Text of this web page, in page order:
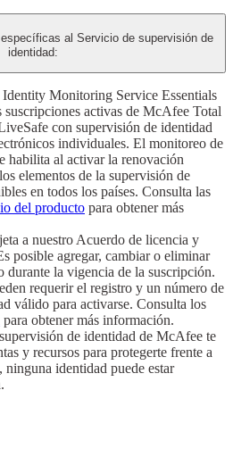
al Servicio de supervisión de
identidad:
Monitoring Service Essentials
suscripciones activas de McAfee Total
con supervisión de identidad
individuales. El monitoreo de
habilita al activar la renovación
elementos de la supervisión de
en todos los países. Consulta las
del producto para obtener más
a nuestro Acuerdo de licencia y
posible agregar, cambiar o eliminar
durante la vigencia de la suscripción.
requerir el registro y un número de
válido para activarse. Consulta los
para obtener más información.
de identidad de McAfee te
y recursos para protegerte frente a
ninguna identidad puede estar